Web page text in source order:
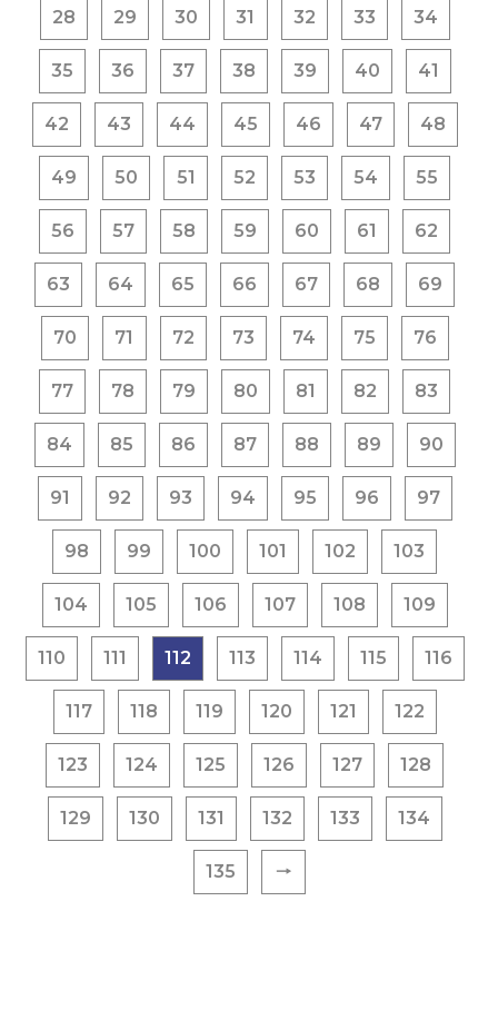
28 29 30 31 32 33 34
35 36 37 38 39 40 41
42 43 44 45 46 47 48
49 50 51 52 53 54 55
56 57 58 59 60 61 62
63 64 65 66 67 68 69
70 71 72 73 74 75 76
77 78 79 80 81 82 83
84 85 86 87 88 89 90
91 92 93 94 95 96 97
98 99 100 101 102 103
104 105 106 107 108 109
110 111 112 113 114 115 116
117 118 119 120 121 122
123 124 125 126 127 128
129 130 131 132 133 134
135 🠒